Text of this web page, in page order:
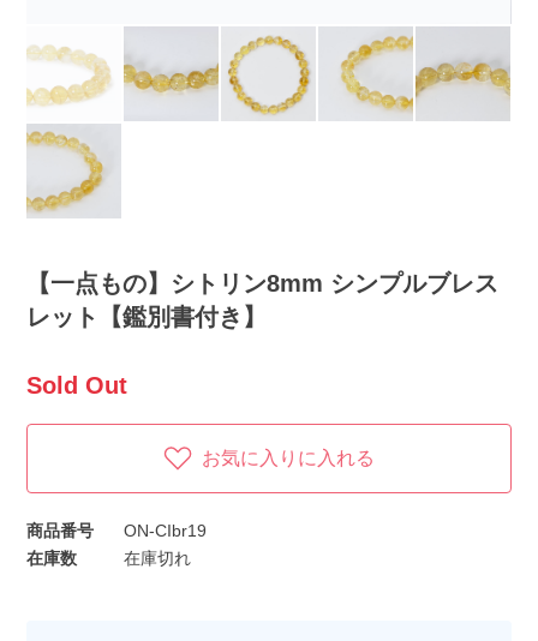
【一点もの】シトリン8mm シンプルブレス
レット【鑑別書付き】
Sold Out
お気に入りに入れる
商品番号
ON-CIbr19
在庫数
在庫切れ